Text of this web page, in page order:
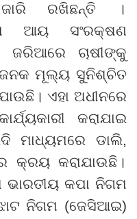
ରଖିଛନ୍ତି
।
ଆୟ ସଂରକ୍ଷଣ
ଚାଷୀଙ୍କୁ
ମୂଲ୍ୟ ସୁନିଶ୍ଚିତ
। ଏହା ଅଧୀନରେ
କରାଯାଇ
ମାଧ୍ୟମରେ ଡାଲି,
କ୍ରୟ କରାଯାଉଛି ।
ଭାରତୀୟ କପା ନିଗମ
ନିଗମ (ଜେସିଆଇ)